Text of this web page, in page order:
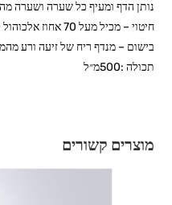
נותן הדף ומעיף כל שערה ושערה
חיטוי – מכיל מעל 70 אחוז אלכוהול לחיסול כל החיידקים!
בישום – מנדף ריח של זיעה ורע
תכולה :500מ״ל
מוצרים קשורים